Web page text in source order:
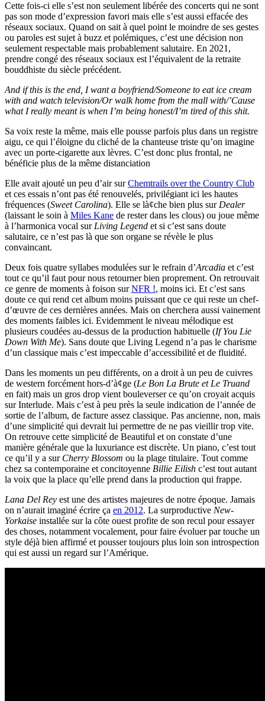
Cette fois-ci elle s’est non seulement libérée des concerts qui ne sont
pas son mode d’expression favori mais elle s’est aussi effacée des
réseaux sociaux. Quand on sait à quel point le moindre de ses gestes
ou paroles est sujet à buzz et polémiques, c’est une décision non
seulement respectable mais probablement salutaire. En 2021,
prendre congé des réseaux sociaux est l’équivalent de la retraite
bouddhiste du siècle précédent.
And if this is the end, I want a boyfriend/Someone to eat ice cream
with and watch television/Or walk home from the mall with/’Cause
what I really meant is when I’m being honest/I’m tired of this shit.
Sa voix reste la même, mais elle pousse parfois plus dans un registre
aigu, ce qui l’éloigne du cliché de la chanteuse triste qu’on imagine
avec un porte-cigarette aux lèvres. C’est donc plus frontal, ne
bénéficie plus de la même distanciation
Elle avait ajouté un peu d’air surChemtrails over the Country Club
et ces essais n’ont pas été renouvelés, privilégiant ici les hautes
fréquences (Sweet Carolina). Elle se là¢che bien plus sur Dealer
(laissant le soin à Miles Kane de rester dans les clous) ou joue même
à l’harmonica vocal sur Living Legend et si c’est sans doute
salutaire, ce n’est pas là que son organe se révèle le plus
convaincant.
Deux fois quatre syllabes modulées sur le refrain d’Arcadia et c’est
tout ce qu’il faut pour nous retourner bien proprement. On retrouvait
ce genre de moments à foison surNFR !, moins ici. Et c’est sans
doute ce qui rend cet album moins puissant que ce qui reste un chef-
d’œuvre de ces dernières années. Mais on cherchera aussi vainement
des moments faibles ici. Evidemment le niveau mélodique est
plusieurs coudées au-dessus de la production habituelle (If You Lie
Down With Me). Sans doute que Living Legend n’a pas le charisme
d’un classique mais c’est impeccable d’accessibilité et de fluidité.
Dans les moments un peu différents, on a droit à un peu de cuivres
de western forcément hors-d’à¢ge (Le Bon La Brute et Le Truand
en fait) mais un gros drop vient bouleverser ce qu’on croyait acquis
sur Interlude. Mais c’est à peu près la seule indication de l’année de
sortie de l’album, de facture assez classique. Pas ancienne, non, mais
d’une simplicité qui devrait lui permettre de ne pas vieillir trop vite.
On retrouve cette simplicité de Beautiful et on constate d’une
manière générale que la luxuriance est discrète. Un piano, c’est tout
ce qu’il y a sur Cherry Blossom ou la plage titulaire. Tout comme
chez sa contemporaine et concitoyenne Billie Eilish c’est tout autant
la voix que la place qu’elle prend dans la production qui frappe.
Lana Del Rey est une des artistes majeures de notre époque. Jamais
on n’aurait imaginé écrire ça en 2012. La surproductive New-
Yorkaise installée sur la côte ouest profite de son recul pour essayer
des choses, notamment vocalement, pour faire évoluer par touche un
style déjà bien affirmé et pousser toujours plus loin son introspection
qui est aussi un regard sur l’Amérique.